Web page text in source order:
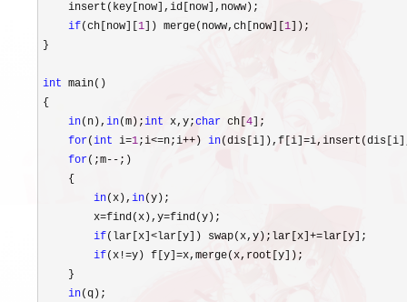
    insert(key[now],id[now],noww);
if(ch[now][ 1 ]) merge(noww,ch[now][ 1 ]);
}
int main()
{
in(n), in(m);int x,y;char ch[ 4 ];
for(int i=1;i<=n;i++) in
for(;m-- ;)
    {
in(x), in(y);
        x
=find(x),y=find(y);
if(lar[x]<lar[y]) swap(x,y);lar[x]+=lar[y];
if(x!=y) f[y]=x,merge(x,root[y]);
    }
in(q);